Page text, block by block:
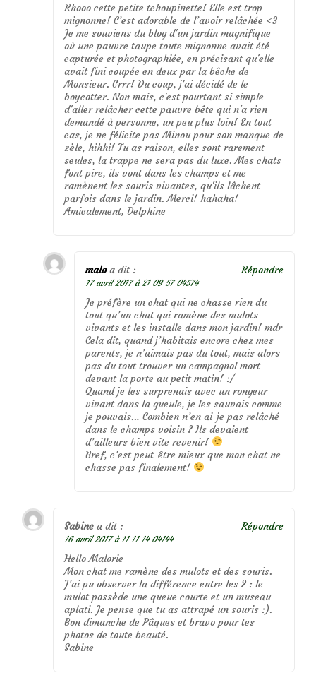
Rhooo cette petite tchoupinette! Elle est trop
mignonne! C’est adorable de l’avoir relâchée <3
Je me souviens du blog d'un jardin magnifique
où une pauvre taupe toute mignonne avait été
capturée et photographiée, en précisant qu'elle
avait fini coupée en deux par la bêche de
Monsieur. Grrr! Du coup, j'ai décidé de le
boycotter. Non mais, c'est pourtant si simple
d'aller relâcher cette pauvre bête qui n'a rien
demandé à personne, un peu plus loin! En tout
cas, je ne félicite pas Minou pour son manque de
zèle, hihhi! Tu as raison, elles sont rarement
seules, la trappe ne sera pas du luxe. Mes chats
font pire, ils vont dans les champs et me
ramènent les souris vivantes, qu'ils lâchent
parfois dans le jardin. Merci! hahaha!
Amicalement, Delphine
malo a dit :
17 avril 2017 à 21 09 57 04574
Je préfère un chat qui ne chasse rien du
tout qu’un chat qui ramène des mulots
vivants et les installe dans mon jardin! mdr
Cela dit, quand j’habitais encore chez mes
parents, je n’aimais pas du tout, mais alors
pas du tout trouver un campagnol mort
devant la porte au petit matin! :/
Quand je les surprenais avec un rongeur
vivant dans la gueule, je les sauvais comme
je pouvais… Combien n’en ai-je pas relâché
dans le champs voisin ? Ils devaient
d’ailleurs bien vite revenir!
Bref, c’est peut-être mieux que mon chat ne
chasse pas finalement!
Répondre
Sabine a dit :
16 avril 2017 à 11 11 14 04144
Hello Malorie
Mon chat me ramène des mulots et des souris.
J’ai pu observer la différence entre les 2 : le
mulot possède une queue courte et un museau
aplati. Je pense que tu as attrapé un souris :).
Bon dimanche de Pâques et bravo pour tes
photos de toute beauté.
Sabine
Répondre